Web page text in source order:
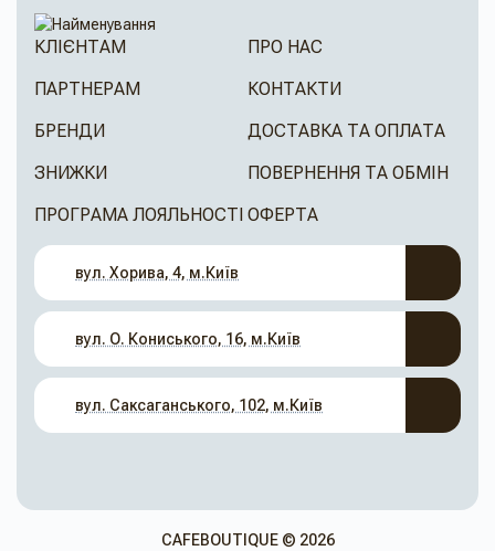
КЛІЄНТАМ
ПАРТНЕРАМ
БРЕНДИ
ЗНИЖКИ
ПРОГРАМА ЛОЯЛЬНОСТІ
ПРО НАС
КОНТАКТИ
ДОСТАВКА ТА ОПЛАТА
ПОВЕРНЕННЯ ТА ОБМІН
ОФЕРТА
вул. Хорива, 4, м.Київ
вул. О. Кониського, 16, м.Київ
вул. Саксаганського, 102, м.Київ
CAFEBOUTIQUE © 2026